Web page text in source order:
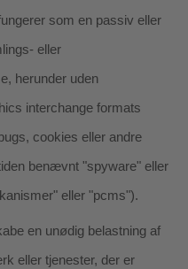
som en passiv eller
eller
herunder uden
interchange formats
cookies eller andre
benævnt "spyware" eller
eller "pcms").
en unødig belastning af
eller tjenester, der er